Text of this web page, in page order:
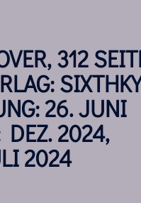
312
26. JUNI
2024,
2024